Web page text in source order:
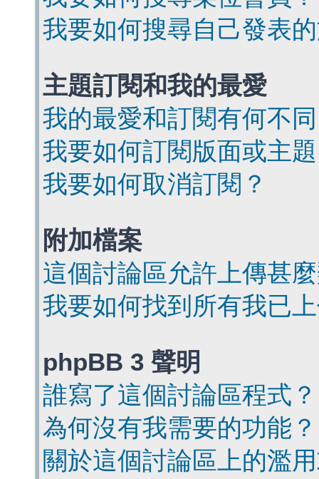
我要如何搜尋自己發表
主題訂閱和我的最愛
我的最愛和訂閱有何不
我要如何訂閱版面或主
我要如何取消訂閱？
附加檔案
這個討論區允許上傳甚
我要如何找到所有我已
phpBB 3 聲明
誰寫了這個討論區程式？
為何沒有我需要的功能？
關於這個討論區上的濫